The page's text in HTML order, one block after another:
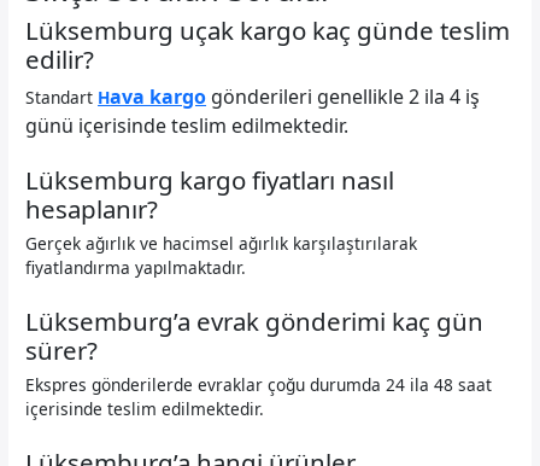
Lüksemburg uçak kargo kaç günde teslim
edilir?
Standart Hava kargo gönderileri genellikle 2 ila 4 iş
günü içerisinde teslim edilmektedir.
Lüksemburg kargo fiyatları nasıl
hesaplanır?
Gerçek ağırlık ve hacimsel ağırlık karşılaştırılarak
fiyatlandırma yapılmaktadır.
Lüksemburg’a evrak gönderimi kaç gün
sürer?
Ekspres gönderilerde evraklar çoğu durumda 24 ila 48 saat
içerisinde teslim edilmektedir.